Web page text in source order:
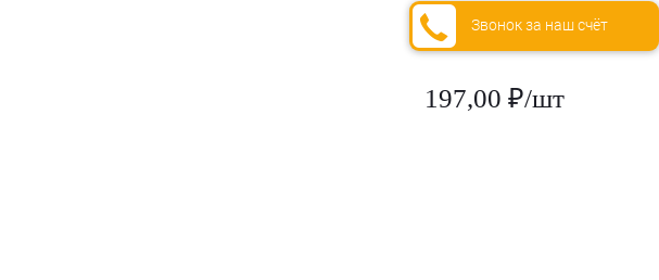
197,00 ₽/шт
Звонок за наш счёт